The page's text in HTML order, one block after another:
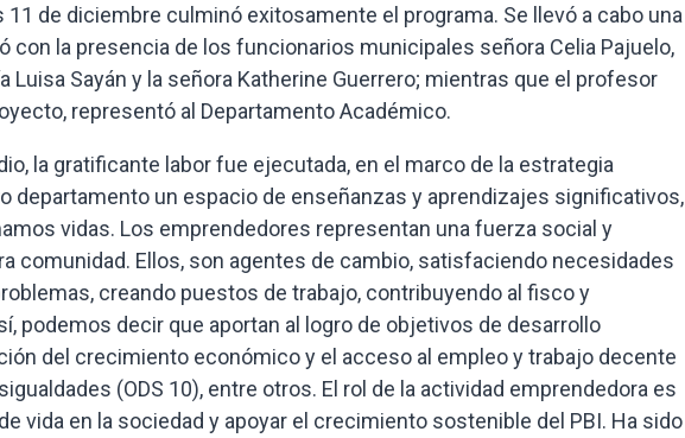
de diciembre culminó exitosamente el programa. Se llevó a cabo una
con la presencia de los funcionarios municipales señora Celia Pajuelo,
Luisa Sayán y la señora Katherine Guerrero; mientras que el profesor
representó al Departamento Académico.
la gratificante labor fue ejecutada, en el marco de la estrategia
departamento un espacio de enseñanzas y aprendizajes significativos,
vidas. Los emprendedores representan una fuerza social y
comunidad. Ellos, son agentes de cambio, satisfaciendo necesidades
creando puestos de trabajo, contribuyendo al fisco y
podemos decir que aportan al logro de objetivos de desarrollo
del crecimiento económico y el acceso al empleo y trabajo decente
(ODS 10), entre otros. El rol de la actividad emprendedora es
vida en la sociedad y apoyar el crecimiento sostenible del PBI. Ha sido